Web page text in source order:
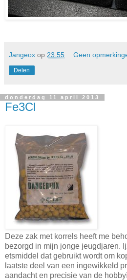
Jangeox op 23:55 Geen
Delen
donderdag 11 april 2013
Fe3Cl
Deze zak met korrels heeft me
bezorgd in mijn jonge jeugdjaren.
etsmiddel dat gebruikt wordt om
laatste deel van een ingewikkeld
aandacht en precisie van de